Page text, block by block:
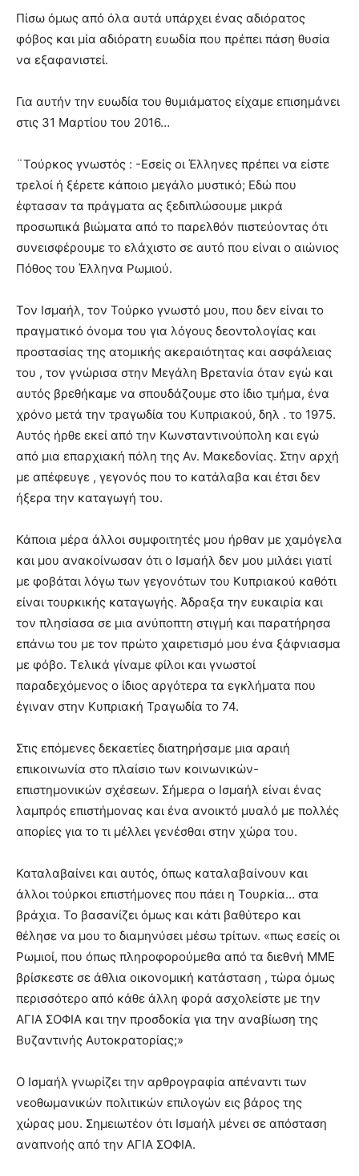
Πίσω όμως από όλα αυτά υπάρχει ένας αδιόρατος
φόβος και μία αδιόρατη ευωδία που πρέπει πάση θυσία
να εξαφανιστεί.
Για αυτήν την ευωδία του θυμιάματος είχαμε επισημάνει
στις 31 Μαρτίου του 2016…
¨Τούρκος γνωστός : -Εσείς οι Έλληνες πρέπει να είστε
τρελοί ή ξέρετε κάποιο μεγάλο μυστικό; Εδώ που
έφτασαν τα πράγματα ας ξεδιπλώσουμε μικρά
προσωπικά βιώματα από το παρελθόν πιστεύοντας ότι
συνεισφέρουμε το ελάχιστο σε αυτό που είναι ο αιώνιος
Πόθος του Έλληνα Ρωμιού.
Τον Ισμαήλ, τον Τούρκο γνωστό μου, που δεν είναι το
πραγματικό όνομα του για λόγους δεοντολογίας και
προστασίας της ατομικής ακεραιότητας και ασφάλειας
του , τον γνώρισα στην Μεγάλη Βρετανία όταν εγώ και
αυτός βρεθήκαμε να σπουδάζουμε στο ίδιο τμήμα, ένα
χρόνο μετά την τραγωδία του Κυπριακού, δηλ . το 1975.
Αυτός ήρθε εκεί από την Κωνσταντινούπολη και εγώ
από μια επαρχιακή πόλη της Αν. Μακεδονίας. Στην αρχή
με απέφευγε , γεγονός που το κατάλαβα και έτσι δεν
ήξερα την καταγωγή του.
Κάποια μέρα άλλοι συμφοιτητές μου ήρθαν με χαμόγελα
και μου ανακοίνωσαν ότι ο Ισμαήλ δεν μου μιλάει γιατί
με φοβάται λόγω των γεγονότων του Κυπριακού καθότι
είναι τουρκικής καταγωγής. Άδραξα την ευκαιρία και
τον πλησίασα σε μια ανύποπτη στιγμή και παρατήρησα
επάνω του με τον πρώτο χαιρετισμό μου ένα ξάφνιασμα
με φόβο. Τελικά γίναμε φίλοι και γνωστοί
παραδεχόμενος ο ίδιος αργότερα τα εγκλήματα που
έγιναν στην Κυπριακή Τραγωδία το 74.
Στις επόμενες δεκαετίες διατηρήσαμε μια αραιή
επικοινωνία στο πλαίσιο των κοινωνικών-
επιστημονικών σχέσεων. Σήμερα ο Ισμαήλ είναι ένας
λαμπρός επιστήμονας και ένα ανοικτό μυαλό με πολλές
απορίες για το τι μέλλει γενέσθαι στην χώρα του.
Καταλαβαίνει και αυτός, όπως καταλαβαίνουν και
άλλοι τούρκοι επιστήμονες που πάει η Τουρκία… στα
βράχια. Το βασανίζει όμως και κάτι βαθύτερο και
θέλησε να μου το διαμηνύσει μέσω τρίτων. «πως εσείς οι
Ρωμιοί, που όπως πληροφορούμεθα από τα διεθνή ΜΜΕ
βρίσκεστε σε άθλια οικονομική κατάσταση , τώρα όμως
περισσότερο από κάθε άλλη φορά ασχολείστε με την
ΑΓΙΑ ΣΟΦΙΑ και την προσδοκία για την αναβίωση της
Βυζαντινής Αυτοκρατορίας;»
Ο Ισμαήλ γνωρίζει την αρθρογραφία απέναντι των
νεοθωμανικών πολιτικών επιλογών εις βάρος της
χώρας μου. Σημειωτέον ότι Ισμαήλ μένει σε απόσταση
αναπνοής από την ΑΓΙΑ ΣΟΦΙΑ.